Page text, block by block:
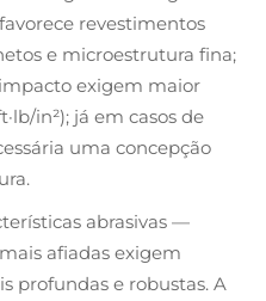
revestimentos
e microestrutura fina;
exigem maior
in²); já em casos de
uma concepção
abrasivas —
afiadas exigem
profundas e robustas. A